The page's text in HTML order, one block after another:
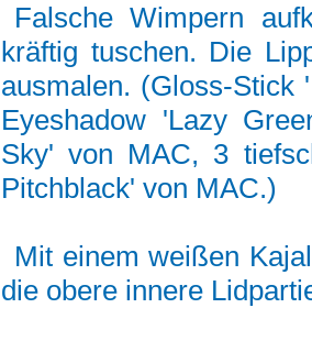
Falsche Wimpern
kräftig tuschen. Die
ausmalen. (Gloss-Stick
Eyeshadow 'Lazy
Sky' von MAC, 3
Pitchblack' von MAC.)
Mit einem weißen
die obere innere